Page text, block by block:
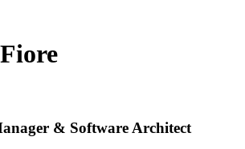
& Software Architect